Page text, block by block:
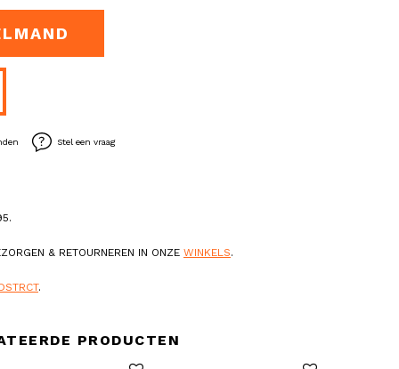
Stel een vraag
& RETOURNEREN IN ONZE WINKELS.
.
PRODUCTEN